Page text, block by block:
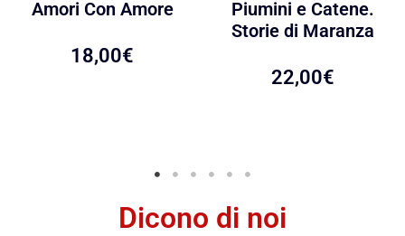
Amori Con Amore
18,00€
Piumini e Catene.
Storie di Maranza
22,00€
Dicono di noi